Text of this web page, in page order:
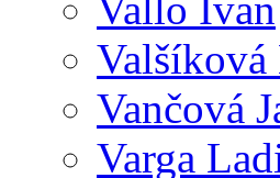
Valšíková
Vančová
Varga